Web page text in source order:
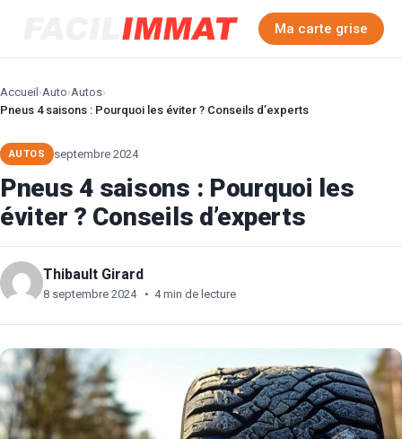
Ma carte grise
Accueil ›Auto›Autos›
Pneus 4 saisons : Pourquoi les éviter ? Conseils d’experts
AUTOS septembre 2024
Pneus 4 saisons : Pourquoi les
éviter ? Conseils d’experts
Thibault Girard
8 septembre 2024 • 4 min de lecture